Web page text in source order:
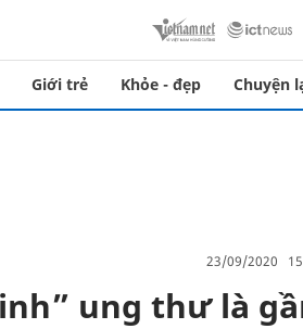
Giới trẻ Khỏe - đẹp Chuyện
23/09/2020
ung thư là